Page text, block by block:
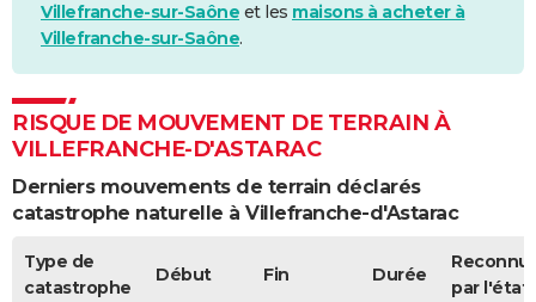
Villefranche-sur-Saône et les maisons à acheter à
Villefranche-sur-Saône.
RISQUE DE MOUVEMENT DE TERRAIN À
VILLEFRANCHE-D'ASTARAC
Derniers mouvements de terrain déclarés
catastrophe naturelle à Villefranche-d'Astarac
Type de
catastrophe
Début Fin Durée
par l'état